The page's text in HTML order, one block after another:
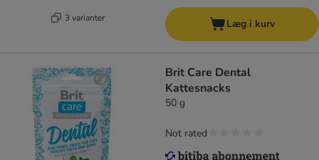
3 varianter Læg i kurv
Brit Care Dental
Kattesnacks
50 g
Not rated